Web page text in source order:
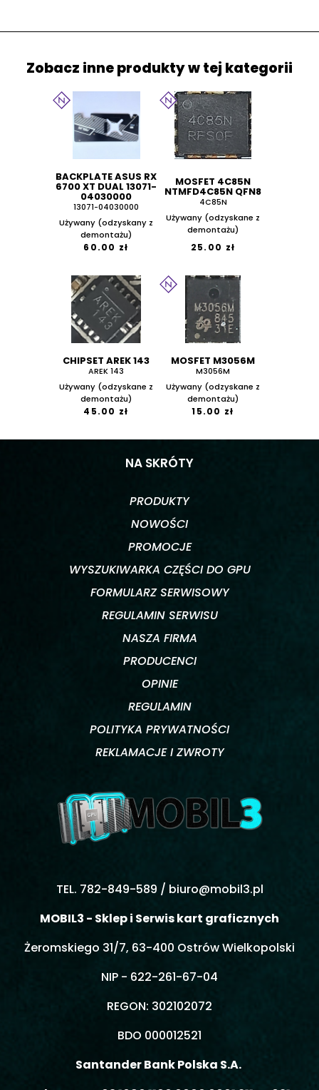
Zobacz inne produkty w tej kategorii
BACKPLATE ASUS RX
6700 XT DUAL 13071-
04030000
13071-04030000
Używany (odzyskany z
demontażu)
60.00 zł
MOSFET 4C85N
NTMFD4C85N QFN8
4C85N
Używany (odzyskane z
demontażu)
25.00 zł
CHIPSET AREK 143
AREK 143
Używany (odzyskane z
demontażu)
45.00 zł
MOSFET M3056M
M3056M
Używany (odzyskane z
demontażu)
15.00 zł
NA SKRÓTY
PRODUKTY
NOWOŚCI
PROMOCJE
WYSZUKIWARKA CZĘŚCI DO GPU
FORMULARZ SERWISOWY
REGULAMIN SERWISU
NASZA FIRMA
PRODUCENCI
OPINIE
REGULAMIN
POLITYKA PRYWATNOŚCI
REKLAMACJE I ZWROTY
TEL. 782-849-589 / biuro@mobil3.pl
MOBIL3 - Sklep i Serwis kart graficznych
Żeromskiego 31/7, 63-400 Ostrów Wielkopolski
NIP - 622-261-67-04
REGON: 302102072
BDO 000012521
Santander Bank Polska S.A.